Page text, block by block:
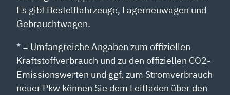
Es gibt Bestellfahrzeuge, Lagerneuwagen und
Gebrauchtwagen.
* = Umfangreiche Angaben zum offiziellen
Kraftstoffverbrauch und zu den offiziellen CO2-
Emissionswerten und ggf. zum Stromverbrauch
neuer Pkw können Sie dem Leitfaden über den